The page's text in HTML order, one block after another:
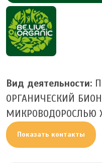
Вид деятельности:
ОРГАНИЧЕСКИЙ
МИКРОВОДОРОСЛЬЮ
Показать контакты